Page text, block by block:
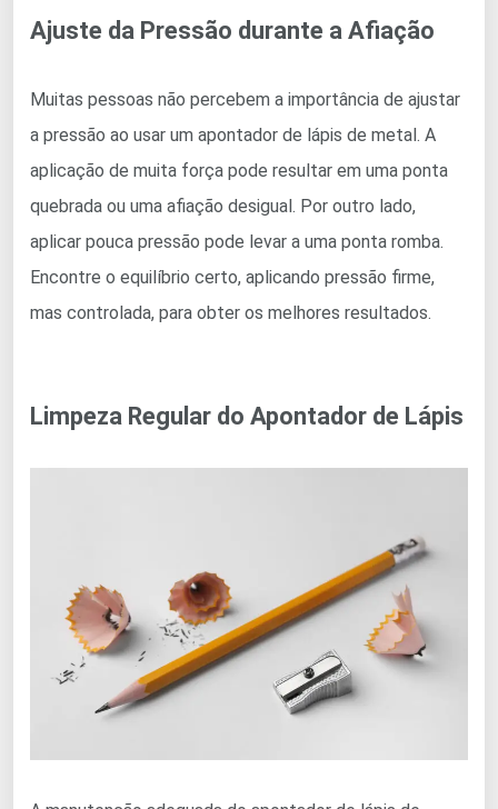
Ajuste da Pressão durante a Afiação
Muitas pessoas não percebem a importância de ajustar
a pressão ao usar um apontador de lápis de metal. A
aplicação de muita força pode resultar em uma ponta
quebrada ou uma afiação desigual. Por outro lado,
aplicar pouca pressão pode levar a uma ponta romba.
Encontre o equilíbrio certo, aplicando pressão firme,
mas controlada, para obter os melhores resultados.
Limpeza Regular do Apontador de Lápis